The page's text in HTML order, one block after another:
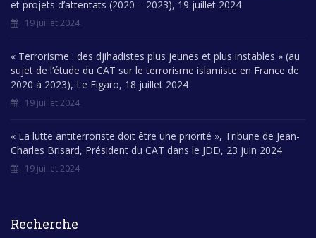
et projets d’attentats (2020 – 2023), 19 juillet 2024
19 juillet 2024
« Terrorisme : des djihadistes plus jeunes et plus instables » (au
sujet de l’étude du CAT sur le terrorisme islamiste en France de
2020 à 2023), Le Figaro, 18 juillet 2024
19 juillet 2024
« La lutte antiterroriste doit être une priorité », Tribune de Jean-
Charles Brisard, Président du CAT dans le JDD, 23 juin 2024
19 juillet 2024
Recherche